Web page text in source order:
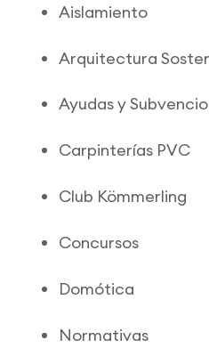
Aislamiento
Arquitectura
Ayudas y
Carpinterías PVC
Club Kömmerling
Concursos
Domótica
Normativas